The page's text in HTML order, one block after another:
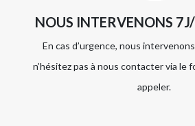
NOUS INTERVENONS
En cas d’urgence, nous
n’hésitez pas à nous contacter via le
appeler.